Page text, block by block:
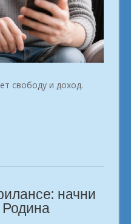
свободу и доход.
начни